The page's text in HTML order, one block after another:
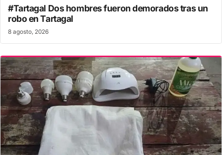
#Tartagal Dos hombres fueron demorados tras un
robo en Tartagal
8 agosto, 2026